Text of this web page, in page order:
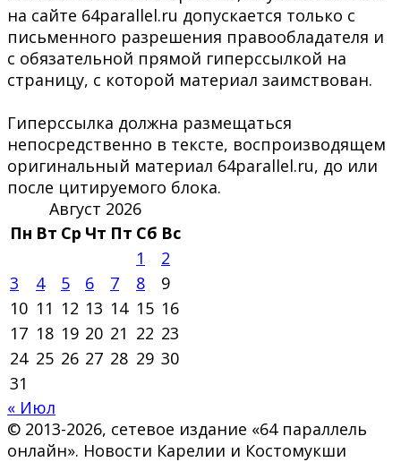
на сайте 64parallel.ru допускается только с
письменного разрешения правообладателя и
с обязательной прямой гиперссылкой на
страницу, с которой материал заимствован.
Гиперссылка должна размещаться
непосредственно в тексте, воспроизводящем
оригинальный материал 64parallel.ru, до или
после цитируемого блока.
Август 2026
Пн Вт Ср Чт Пт Сб Вс
1
2
3
4 5 6 7 8
9
10 11 12 13 14 15 16
17 18 19 20 21 22 23
24 25 26 27 28 29 30
31
« Июл
© 2013-2026, сетевое издание «64 параллель
онлайн». Новости Карелии и Костомукши